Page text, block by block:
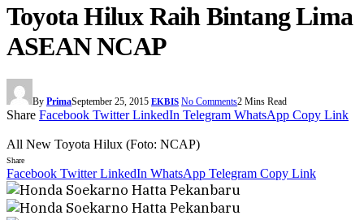
Toyota Hilux Raih Bintang Lima
ASEAN NCAP
By PrimaSeptember 25, 2015 EKBIS No Comments2 Mins Read
Share Facebook Twitter LinkedIn Telegram WhatsApp Copy Link
All New Toyota Hilux (Foto: NCAP)
Share
Facebook Twitter LinkedIn WhatsApp Telegram Copy Link